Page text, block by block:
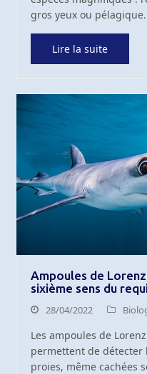
gros yeux ou pélagique.
Lire la suite
Ampoules de
sixième sens du
28/04/2022
Les ampoules de
permettent de détecter
proies, même cachées